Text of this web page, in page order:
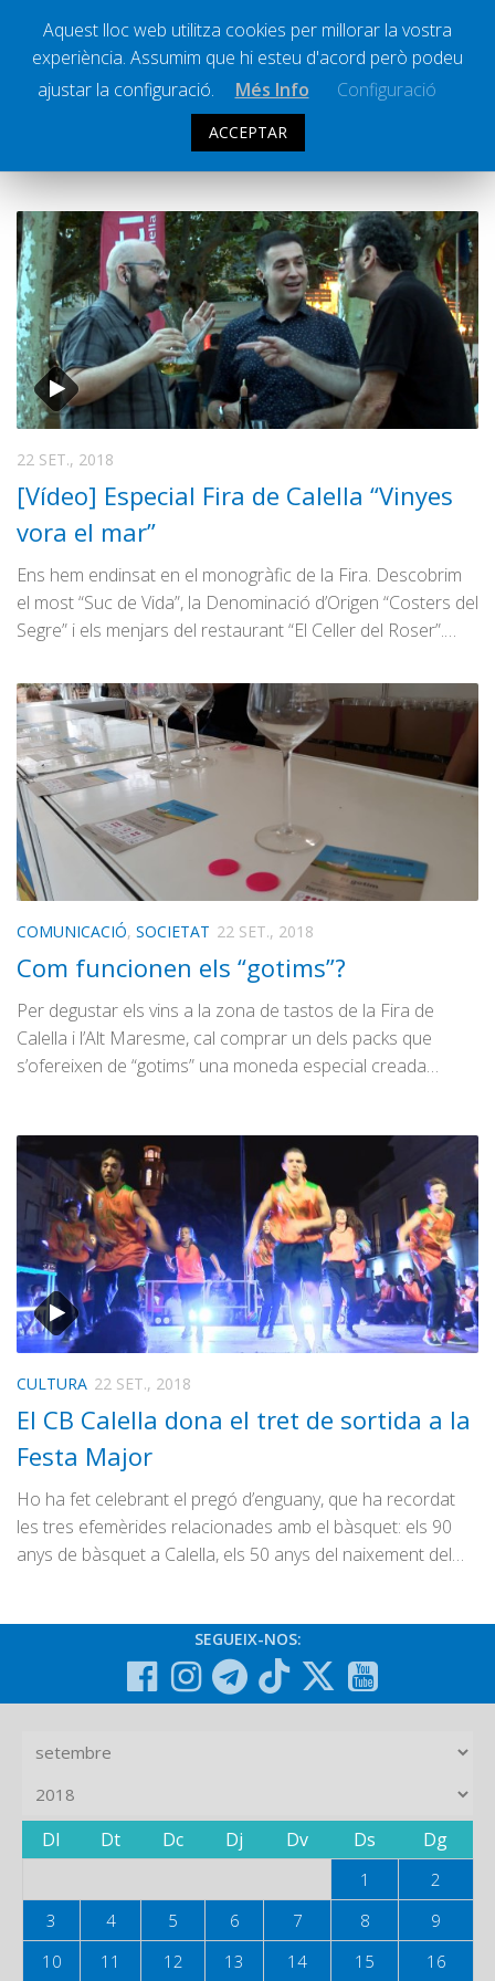
Societat
Successos
Esports
La Banqueta
Transmissions Esportives
Pòdcasts
Vídeos
Graella
Publicitat
Contacte
Ràdio Calella Televisió
ARXIU DIARI:22 SETEMBRE 2018
22 SET., 2018
[Vídeo] Especial Fira de Calella “Vinyes
vora el mar”
Ens hem endinsat en el monogràfic de la Fira. Descobrim
el most “Suc de Vida”, la Denominació d’Origen “Costers del
Segre” i els menjars del restaurant “El Celler del Roser”.…
COMUNICACIÓ, SOCIETAT 22 SET., 2018
Com funcionen els “gotims”?
Per degustar els vins a la zona de tastos de la Fira de
Calella i l’Alt Maresme, cal comprar un dels packs que
s’ofereixen de “gotims” una moneda especial creada…
CULTURA 22 SET., 2018
El CB Calella dona el tret de sortida a la
Festa Major
Ho ha fet celebrant el pregó d’enguany, que ha recordat
les tres efemèrides relacionades amb el bàsquet: els 90
anys de bàsquet a Calella, els 50 anys del naixement del…
SEGUEIX-NOS:
Dl Dt Dc Dj Dv Ds Dg
1
2
3
4 5 6 7 8
9
10
11 12 13 14 15 16
Aquest lloc web utilitza cookies per millorar la vostra
experiència. Assumim que hi esteu d'acord però podeu
ajustar la configuració.
Més Info Configuració
ACCEPTAR